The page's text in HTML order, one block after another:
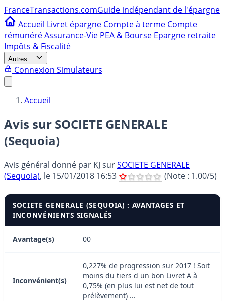
FranceTransactions.comGuide indépendant de l'épargne
Accueil Livret épargne Compte à terme Compte
rémunéréAssurance-Vie PEA & Bourse Epargne retraite
Impôts & Fiscalité
Autres...
Connexion Simulateurs
Accueil
Avis sur SOCIETE GENERALE
(Sequoia)
Avis général donné par KJ surSOCIETE GENERALE
(Sequoia), le 15/01/2018 16:53 (Note : 1.00/5)
SOCIETE GENERALE (SEQUOIA) : AVANTAGES ET
INCONVÉNIENTS SIGNALÉS
Avantage(s) 00
Inconvénient(s)
0,227% de progression sur 2017 ! Soit
moins du tiers d un bon Livret A à
0,75% (en plus lui est net de tout
prélèvement) ...